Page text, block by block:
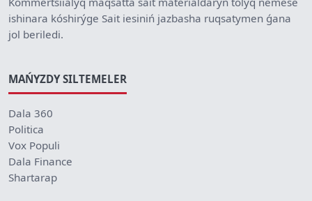
ishinara kóshirýge Sait iesiniń jazbasha ruqsatymen ǵana
jol beriledi.
MAŃYZDY SILTEMELER
Dala 360
Politica
Vox Populi
Dala Finance
Shartarap